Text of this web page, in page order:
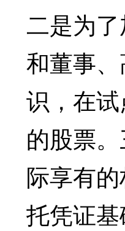
二是为
和董事
识，在
的股票
际享有
托凭证